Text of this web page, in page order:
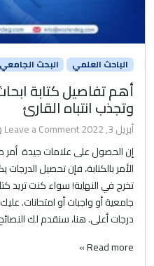
الباحث العلمي البحث الجامعي
أهم تفاصيل كتابة
وتجذب انتباه القارئ
أبريل 3, 2022
Leave a Comment
إن الحصول على علامات جيدة أمر
الأمر بالكتابة، فإن تحصيل
تخرج في النهاية! سواء كنت تريد
جامعية أو واجبات أو امتحانات.
درجات أعلى. هنا، سنقدم لك
Read more »